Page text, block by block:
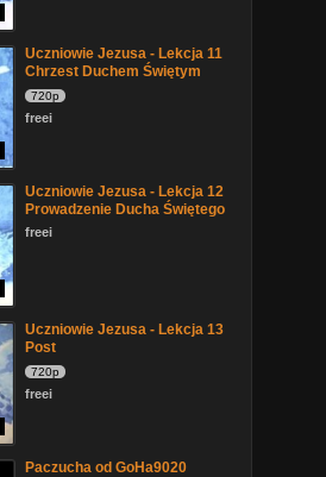
Uczniowie Jezusa - Lekcja 11
Chrzest Duchem Świętym
720p
freei
Uczniowie Jezusa - Lekcja 12
Prowadzenie Ducha Świętego
freei
Uczniowie Jezusa - Lekcja 13
Post
720p
freei
Paczucha od GoHa9020